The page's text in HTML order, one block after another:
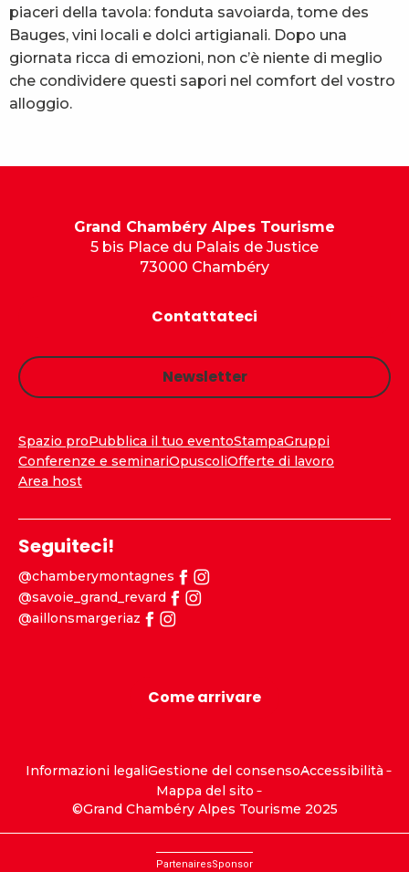
piaceri della tavola: fonduta savoiarda, tome des
Bauges, vini locali e dolci artigianali. Dopo una
giornata ricca di emozioni, non c’è niente di meglio
che condividere questi sapori nel comfort del vostro
alloggio.
Grand Chambéry Alpes Tourisme
5 bis Place du Palais de Justice
73000 Chambéry
Contattateci
Newsletter
Spazio proPubblica il tuo eventoStampaGruppi
Conferenze e seminariOpuscoliOfferte di lavoro
Area host
Seguiteci!
@chamberymontagnes
@savoie_grand_revard
@aillonsmargeriaz
Come arrivare
Informazioni legaliGestione del consensoAccessibilità
Mappa del sito
©Grand Chambéry Alpes Tourisme 2025
PartenairesSponsor